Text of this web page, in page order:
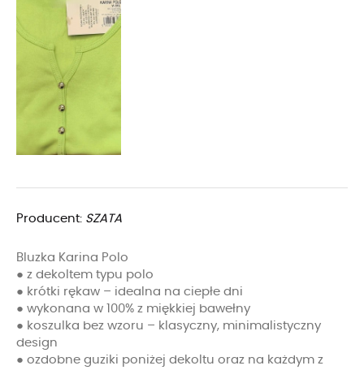
Producent: SZATA
Bluzka Karina Polo
● z dekoltem typu polo
● krótki rękaw – idealna na ciepłe dni
● wykonana w 100% z miękkiej bawełny
● koszulka bez wzoru – klasyczny, minimalistyczny
design
● ozdobne guziki poniżej dekoltu oraz na każdym z